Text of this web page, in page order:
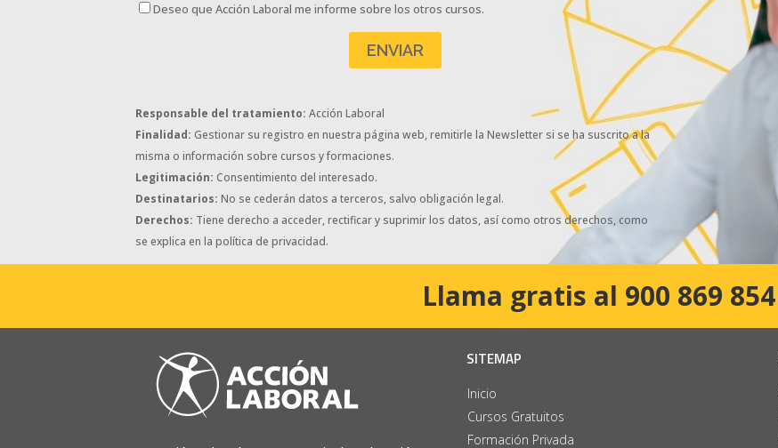
Deseo que Acción Laboral me informe sobre los otros cursos.
Responsable del tratamiento: Acción Laboral
Finalidad: Gestionar su registro en nuestra página web, remitirle la Newsletter si se ha suscrito a la
misma o información sobre cursos y formaciones.
Legitimación: Consentimiento del interesado.
Destinatarios: No se cederán datos a terceros, salvo obligación legal.
Derechos: Tiene derecho a acceder, rectificar y suprimir los datos, así como otros derechos, como
se explica en la política de privacidad.
Llama gratis al 900 869 854
SITEMAP
Inicio
Cursos Gratuitos
Formación Privada